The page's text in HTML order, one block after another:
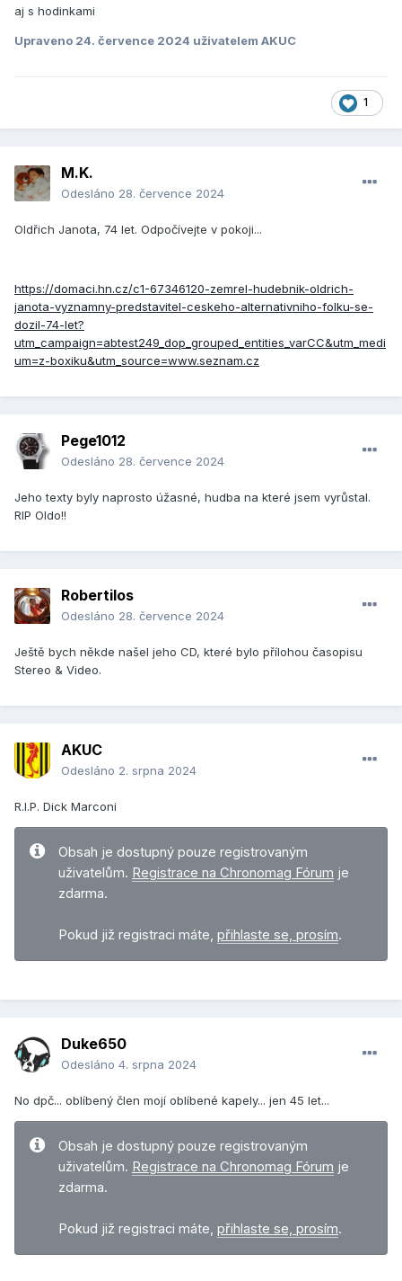
aj s hodinkami
Upraveno 24. července 2024 uživatelem AKUC
1
M.K.
Odesláno 28. července 2024
Oldřich Janota, 74 let. Odpočívejte v pokoji...
https://domaci.hn.cz/c1-67346120-zemrel-hudebnik-oldrich-
janota-vyznamny-predstavitel-ceskeho-alternativniho-folku-se-
dozil-74-let?
utm_campaign=abtest249_dop_grouped_entities_varCC&utm_medi
um=z-boxiku&utm_source=www.seznam.cz
Pege1012
Odesláno 28. července 2024
Jeho texty byly naprosto úžasné, hudba na které jsem vyrůstal.
RIP Oldo!!
Robertilos
Odesláno 28. července 2024
Ještě bych někde našel jeho CD, které bylo přílohou časopisu
Stereo & Video.
AKUC
Odesláno 2. srpna 2024
R.I.P. Dick Marconi
Obsah je dostupný pouze registrovaným
uživatelům. Registrace na Chronomag Fórum je
zdarma.
Pokud již registraci máte, přihlaste se, prosím.
Duke650
Odesláno 4. srpna 2024
No dpč... oblíbený člen mojí oblíbené kapely... jen 45 let...
Obsah je dostupný pouze registrovaným
uživatelům. Registrace na Chronomag Fórum je
zdarma.
Pokud již registraci máte, přihlaste se, prosím.